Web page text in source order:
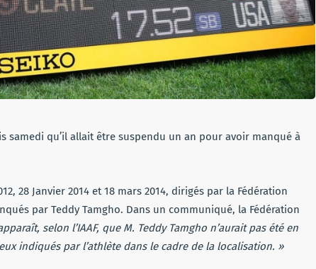
samedi qu’il allait être suspendu un an pour avoir manqué à
28 Janvier 2014 et 18 mars 2014, dirigés par la Fédération
par Teddy Tamgho. Dans un communiqué, la Fédération
selon l’IAAF, que M. Teddy Tamgho n’aurait pas été en
indiqués par l’athlète dans le cadre de la localisation. »